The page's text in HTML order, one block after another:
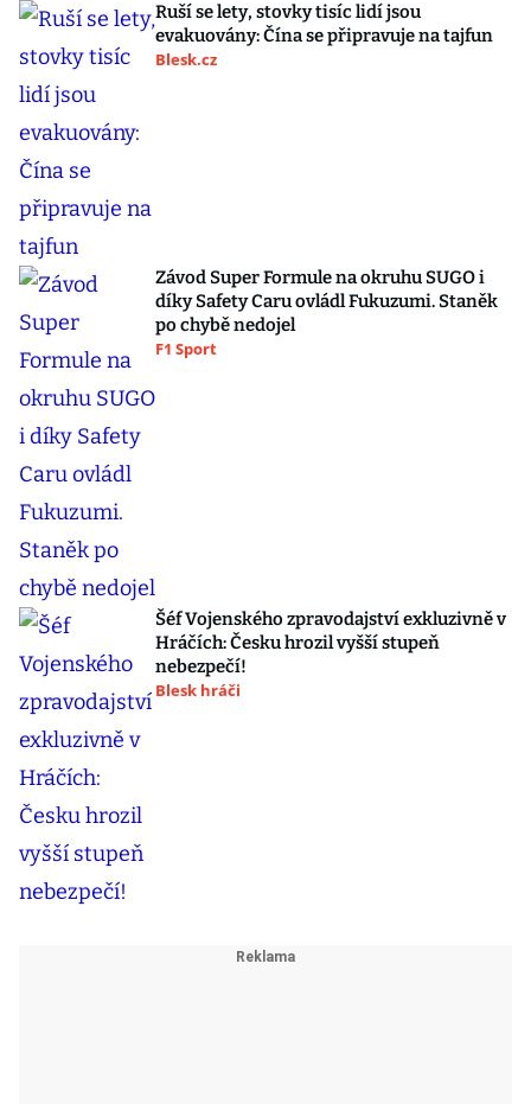
Ruší se lety, stovky tisíc lidí jsou
evakuovány: Čína se připravuje na tajfun
Blesk.cz
Závod Super Formule na okruhu SUGO i
díky Safety Caru ovládl Fukuzumi. Staněk
po chybě nedojel
F1 Sport
Šéf Vojenského zpravodajství exkluzivně v
Hráčích: Česku hrozil vyšší stupeň
nebezpečí!
Blesk hráči